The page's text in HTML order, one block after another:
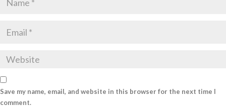
Save my name, email, and website in this browser for the next time I
comment.